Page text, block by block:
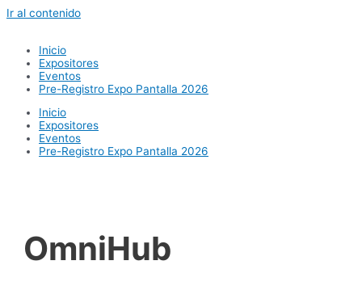
Ir al contenido
Inicio
Expositores
Eventos
Pre-Registro Expo Pantalla 2026
Inicio
Expositores
Eventos
Pre-Registro Expo Pantalla 2026
OmniHub